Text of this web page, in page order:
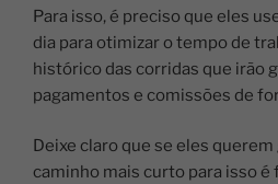
Para isso, é preciso que eles
dia para otimizar o tempo de
histórico das corridas que irão
pagamentos e comissões de
Deixe claro que se eles
caminho mais curto para isso é